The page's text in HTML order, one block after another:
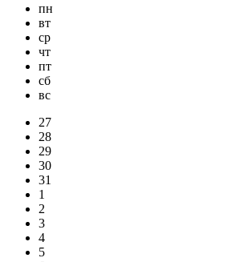
пн
вт
ср
чт
пт
сб
вс
27
28
29
30
31
1
2
3
4
5